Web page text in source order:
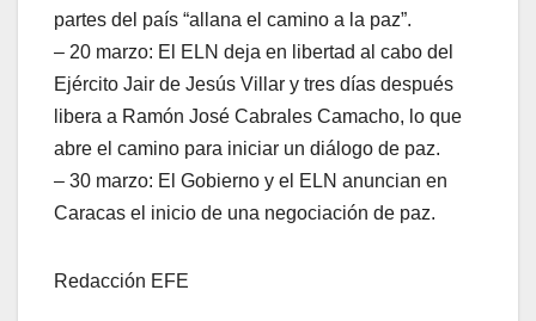
partes del país “allana el camino a la paz”.
– 20 marzo: El ELN deja en libertad al cabo del
Ejército Jair de Jesús Villar y tres días después
libera a Ramón José Cabrales Camacho, lo que
abre el camino para iniciar un diálogo de paz.
– 30 marzo: El Gobierno y el ELN anuncian en
Caracas el inicio de una negociación de paz.
Redacción EFE